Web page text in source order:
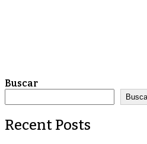
Buscar
Recent Posts